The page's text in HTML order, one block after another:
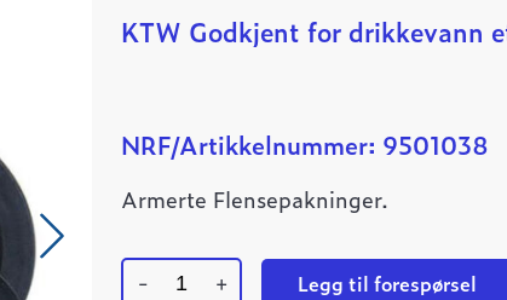
KTW Godkjent for drikkevann
NRF/Artikkelnummer: 9501038
Armerte Flensepakninger.
-
+ Legg til forespørsel